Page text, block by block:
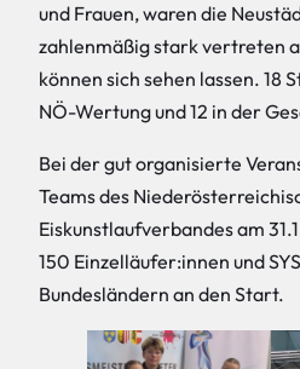
und Frauen, waren die
zahlenmäßig stark vertreten
können sich sehen lassen. 18
NÖ-Wertung und 12 in der
Bei der gut organisierte
Teams des
Eiskunstlaufverbandes am
150 Einzelläufer:innen und
Bundesländern an den Start.